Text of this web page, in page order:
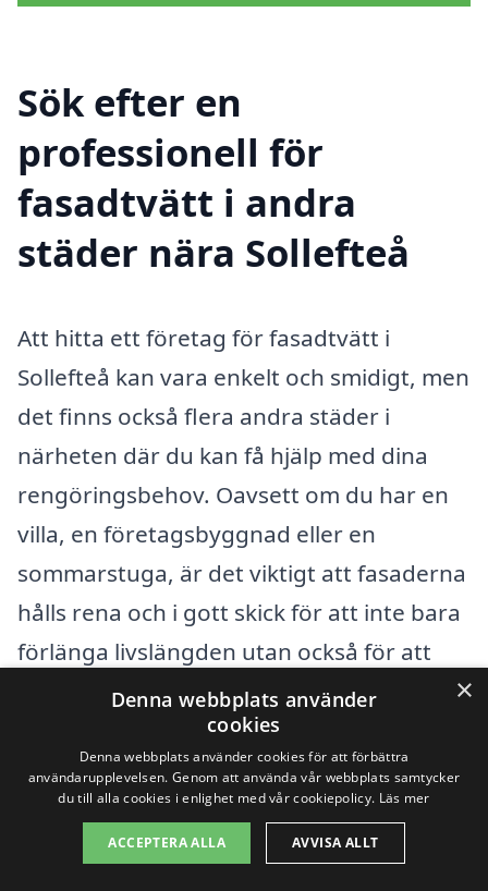
Sök efter en
professionell för
fasadtvätt i andra
städer nära Sollefteå
Att hitta ett företag för fasadtvätt i
Sollefteå kan vara enkelt och smidigt, men
det finns också flera andra städer i
närheten där du kan få hjälp med dina
rengöringsbehov. Oavsett om du har en
villa, en företagsbyggnad eller en
sommarstuga, är det viktigt att fasaderna
hålls rena och i gott skick för att inte bara
förlänga livslängden utan också för att
bevara byggnaders estetiska värde. Här
listar vi några av de närliggande städerna
där du kan hitta professionella fasadtvätt-
tjänster:
×
Denna webbplats använder
cookies
Denna webbplats använder cookies för att förbättra
användarupplevelsen. Genom att använda vår webbplats samtycker
du till alla cookies i enlighet med vår cookiepolicy. Läs mer
ACCEPTERA ALLA AVVISA ALLT